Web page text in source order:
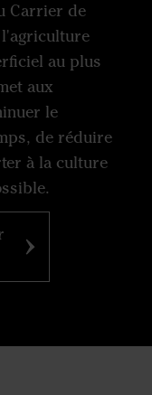
Carrier de
au plus
aux
le
de réduire
à la culture